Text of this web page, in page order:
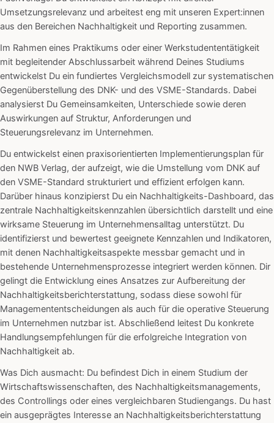
Umsetzungsrelevanz und arbeitest eng mit unseren Expert:innen
aus den Bereichen Nachhaltigkeit und Reporting zusammen.
Im Rahmen eines Praktikums oder einer Werkstudententätigkeit
mit begleitender Abschlussarbeit während Deines Studiums
entwickelst Du ein fundiertes Vergleichsmodell zur systematischen
Gegenüberstellung des DNK- und des VSME-Standards. Dabei
analysierst Du Gemeinsamkeiten, Unterschiede sowie deren
Auswirkungen auf Struktur, Anforderungen und
Steuerungsrelevanz im Unternehmen.
Du entwickelst einen praxisorientierten Implementierungsplan für
den NWB Verlag, der aufzeigt, wie die Umstellung vom DNK auf
den VSME-Standard strukturiert und effizient erfolgen kann.
Darüber hinaus konzipierst Du ein Nachhaltigkeits-Dashboard, das
zentrale Nachhaltigkeitskennzahlen übersichtlich darstellt und eine
wirksame Steuerung im Unternehmensalltag unterstützt. Du
identifizierst und bewertest geeignete Kennzahlen und Indikatoren,
mit denen Nachhaltigkeitsaspekte messbar gemacht und in
bestehende Unternehmensprozesse integriert werden können. Dir
gelingt die Entwicklung eines Ansatzes zur Aufbereitung der
Nachhaltigkeitsberichterstattung, sodass diese sowohl für
Managemententscheidungen als auch für die operative Steuerung
im Unternehmen nutzbar ist. Abschließend leitest Du konkrete
Handlungsempfehlungen für die erfolgreiche Integration von
Nachhaltigkeit ab.
Was Dich ausmacht: Du befindest Dich in einem Studium der
Wirtschaftswissenschaften, des Nachhaltigkeitsmanagements,
des Controllings oder eines vergleichbaren Studiengangs. Du hast
ein ausgeprägtes Interesse an Nachhaltigkeitsberichterstattung